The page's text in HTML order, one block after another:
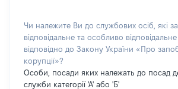
Чи належите Ви до службових осіб, які
відповідальне та особливо
відповідно до Закону України «Про
корупції»?
Особи, посади яких належать до посад
служби категорії 'А' або 'Б'